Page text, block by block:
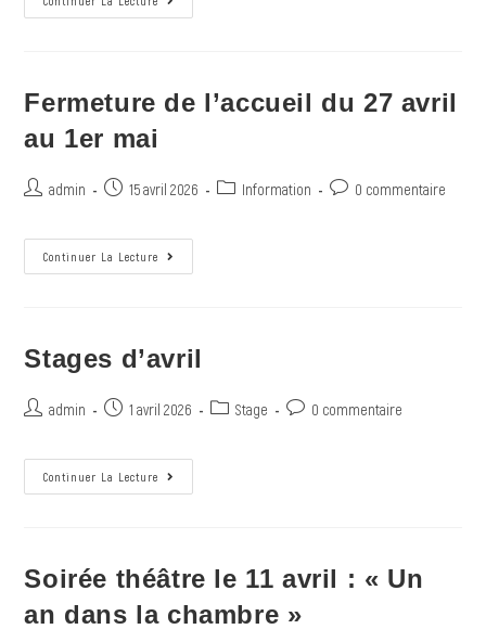
Fermeture de l’accueil du 27 avril
au 1er mai
admin 15 avril 2026 Information 0 commentaire
Continuer La Lecture
Stages d’avril
admin 1 avril 2026 Stage 0 commentaire
Continuer La Lecture
Soirée théâtre le 11 avril : « Un
an dans la chambre »